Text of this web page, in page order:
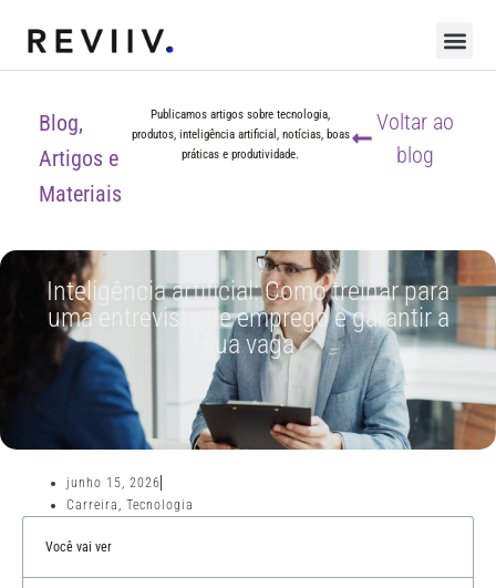
Blog,
Artigos e
Materiais
Publicamos artigos sobre tecnologia,
produtos, inteligência artificial, notícias, boas
práticas e produtividade.
Voltar ao
blog
Inteligência artificial: Como treinar para
uma entrevista de emprego e garantir a
sua vaga
junho 15, 2026
Carreira , Tecnologia
Você vai ver